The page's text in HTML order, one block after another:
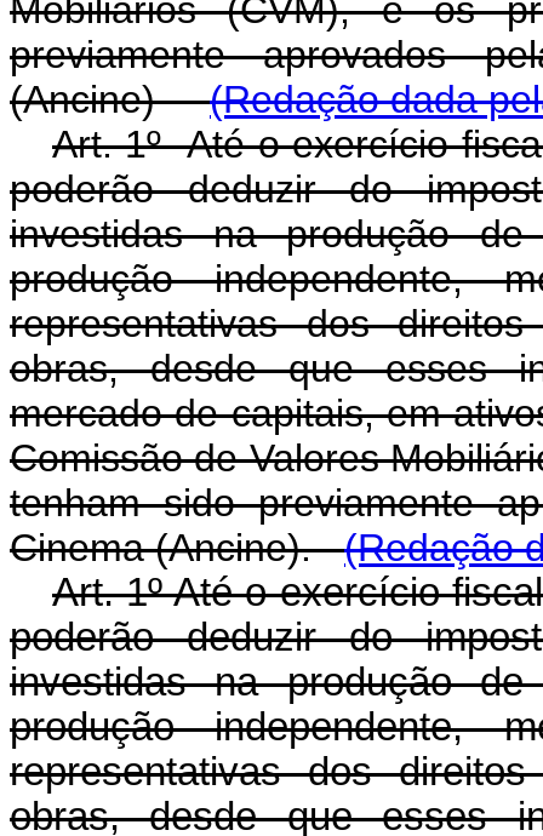
Mobiliários (CVM), e os
previamente aprovados
(Ancine)
(Redação dada
Art. 1º Até o exercício
poderão deduzir do
investidas na produção
produção independente,
representativas dos
obras, desde que esses
mercado de capitais, em
Comissão de Valores
tenham sido previamente
Cinema (Ancine).(Redação
Art. 1º Até o exercício
poderão deduzir do
investidas na produção
produção independente,
representativas dos
obras, desde que esses